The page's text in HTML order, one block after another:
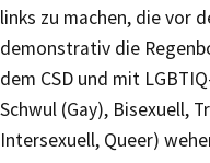
links zu machen, die vor
demonstrativ die
dem CSD und mit
Schwul (Gay), Bisexuell,
Intersexuell, Queer)